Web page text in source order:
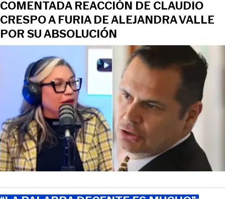
COMENTADA REACCIÓN DE CLAUDIO
CRESPO A FURIA DE ALEJANDRA VALLE
POR SU ABSOLUCIÓN